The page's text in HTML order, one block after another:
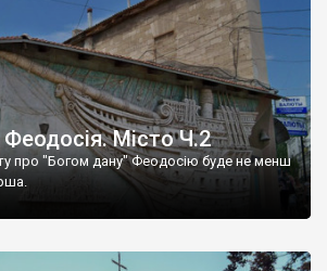
Місто Ч.2
про "Богом дану" Феодосію буде не менш